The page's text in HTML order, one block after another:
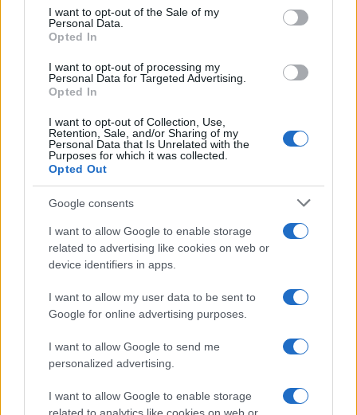
services and may gather and store information including but
not limited to your visit or usage behaviour. You may click to
grant or deny consent to Google and its third-party tags to
consent section.
I want to opt-out of the Sale of my
Personal Data.
Opted In
I want to opt-out of processing my
Personal Data for Targeted Advertising.
Opted In
I want to opt-out of Collection, Use,
Retention, Sale, and/or Sharing of my
Personal Data that Is Unrelated with the
Purposes for which it was collected.
Opted Out
Google consents
I want to allow Google to enable storage
related to advertising like cookies on web or
device identifiers in apps.
I want to allow my user data to be sent to
Google for online advertising purposes.
I want to allow Google to send me
personalized advertising.
I want to allow Google to enable storage
InvestirMag
Investieren24
UK
News Hub UK
Investeren 24
NL Newz